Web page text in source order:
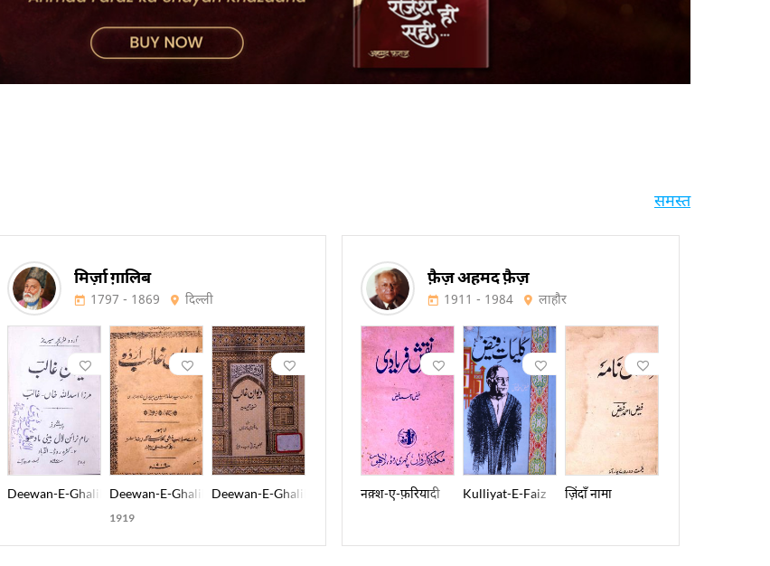
समस्त
मिर्ज़ा ग़ालिब
1797 - 1869 दिल्ली
Deewan-E-Ghalib Deewan-E-Ghalib Urdu
1919
Deewan-E-Ghalib Nuskha-E-Hamidya
फ़ैज़ अहमद फ़ैज़
1911 - 1984 लाहौर
नक़्श-ए-फ़रियादी Kulliyat-E-Faiz ज़िंदाँ नामा